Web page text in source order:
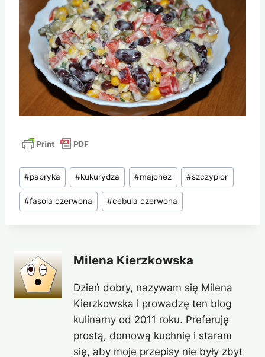
Tagi
wpisu:
#papryka #kukurydza #majonez #szczypior
#fasola czerwona #cebula czerwona
Milena Kierzkowska
Dzień dobry, nazywam się Milena
Kierzkowska i prowadzę ten blog
kulinarny od 2011 roku. Preferuję
prostą, domową kuchnię i staram
się, aby moje przepisy nie były zbyt